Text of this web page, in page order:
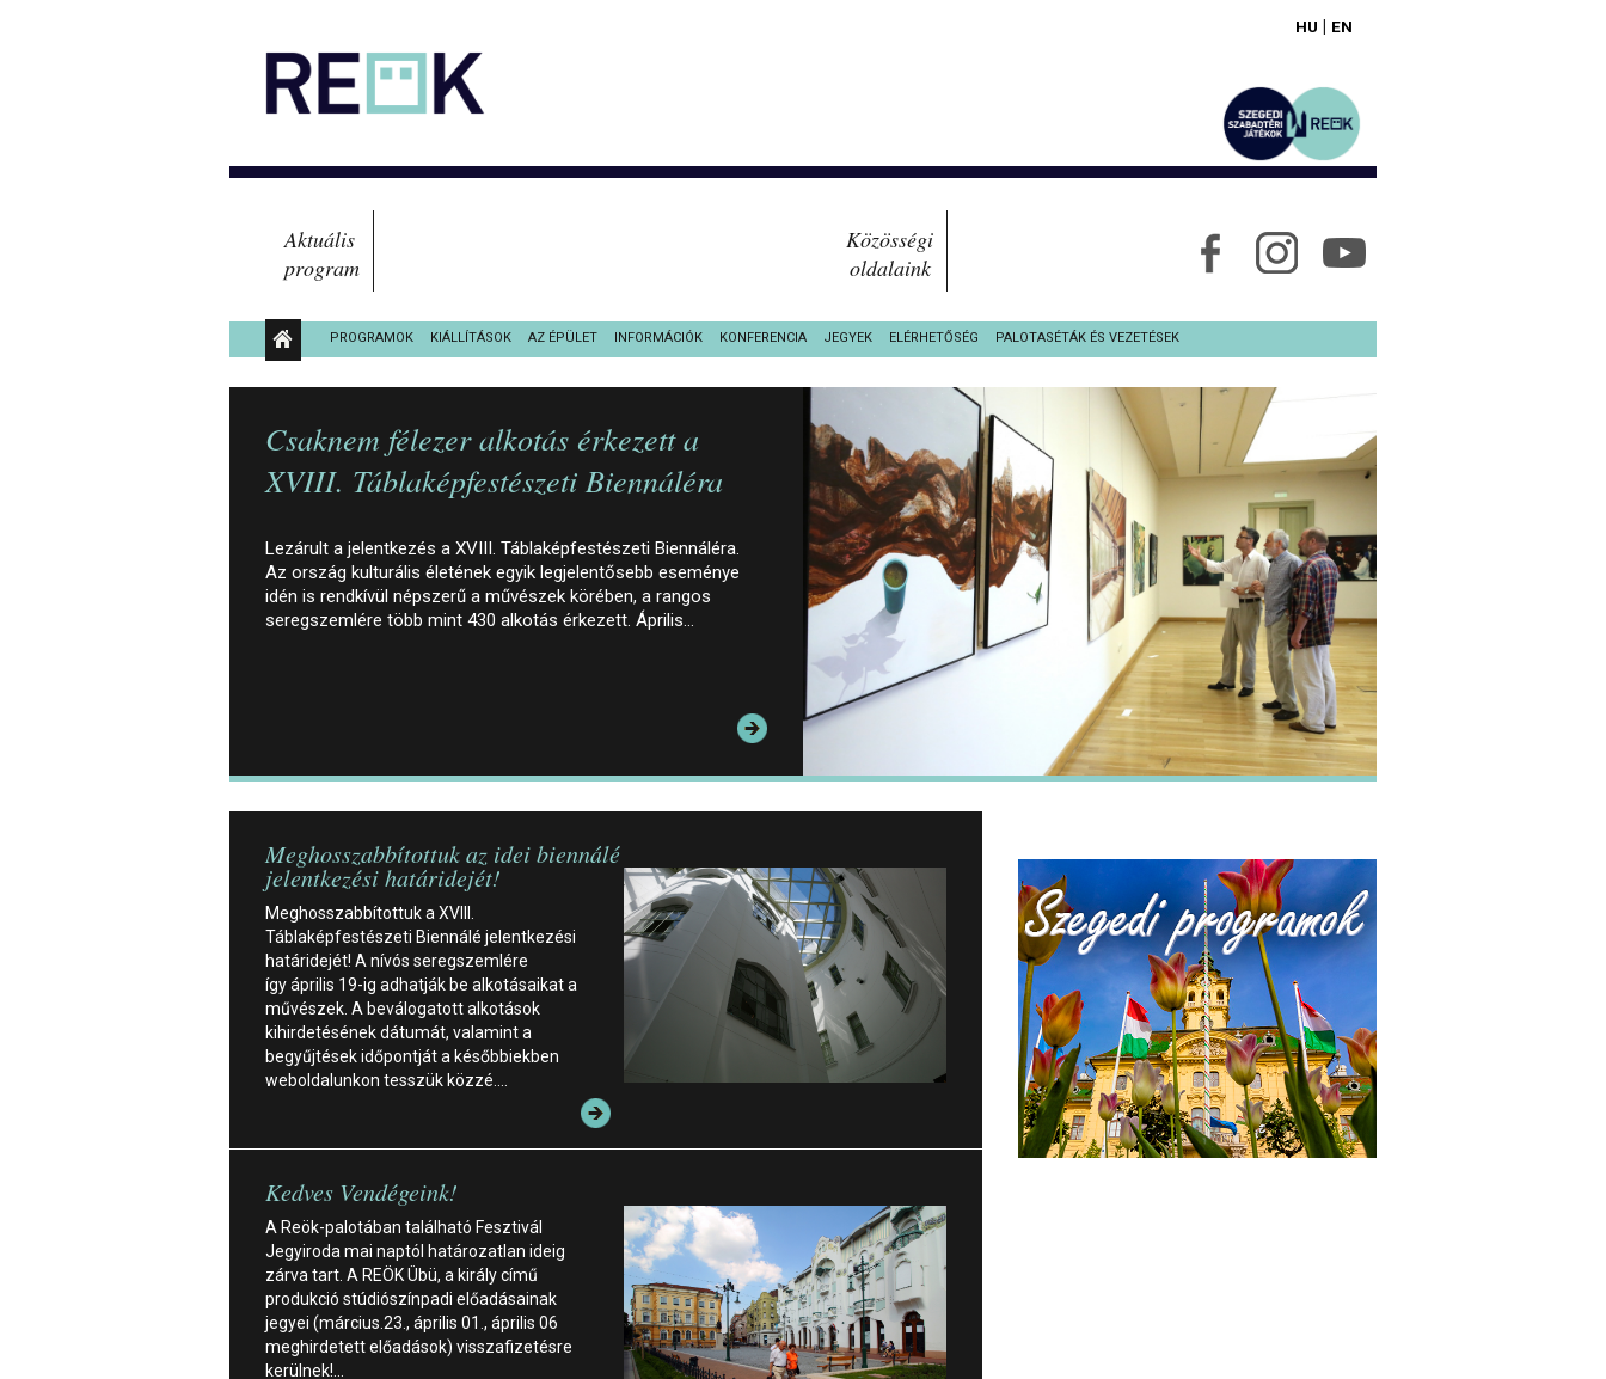
Aktuális
program
Közösségi
oldalaink
HU | EN
PROGRAMOK KIÁLLÍTÁSOK AZ ÉPÜLET INFORMÁCIÓK KONFERENCIA JEGYEK ELÉRHETŐSÉG PALOTASÉTÁK ÉS VEZETÉSEK
KÖZÉRDEKŰ ADATOK
Csaknem félezer alkotás érkezett a
XVIII. Táblaképfestészeti Biennáléra
Lezárult a jelentkezés a XVIII. Táblaképfestészeti Biennáléra.
Az ország kulturális életének egyik legjelentősebb eseménye
idén is rendkívül népszerű a művészek körében, a rangos
seregszemlére több mint 430 alkotás érkezett. Április…
Meghosszabbítottuk az idei biennálé
jelentkezési határidejét!
Meghosszabbítottuk a XVIII.
Táblaképfestészeti Biennálé jelentkezési
határidejét! A nívós seregszemlére
így április 19-ig adhatják be alkotásaikat a
művészek. A beválogatott alkotások
kihirdetésének dátumát, valamint a
begyűjtések időpontját a későbbiekben
weboldalunkon tesszük közzé.…
Kedves Vendégeink!
A Reök-palotában található Fesztivál
Jegyiroda mai naptól határozatlan ideig
zárva tart. A REÖK Übü, a király című
produkció stúdiószínpadi előadásainak
jegyei (március.23., április 01., április 06
meghirdetett előadások) visszafizetésre
kerülnek!…